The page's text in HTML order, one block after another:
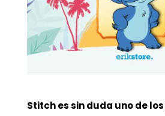
Stitch es sin duda uno de